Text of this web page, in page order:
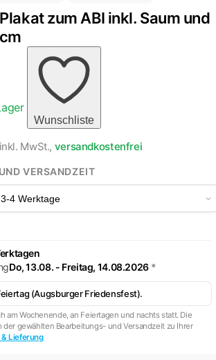
zum ABI inkl. Saum und
Wunschliste
MwSt., versandkostenfrei
VERSANDZEIT
4 Werktage
Do, 13.08. - Freitag, 14.08.2026 *
(Augsburger Friedensfest).
am Wochenende, an Feiertagen und nachts statt. Die
gewählten Bearbeitungs- und Versandzeit zu Ihrer
Lieferung